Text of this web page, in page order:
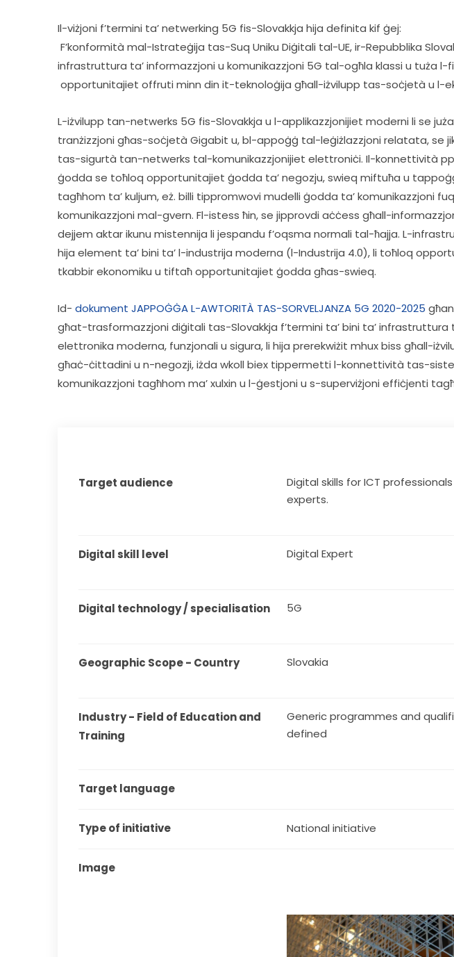
Il-viżjoni f’termini ta’ netwerking 5G fis-Slovakkja hija definita kif ġej:
F’konformità mal-Istrateġija tas-Suq Uniku Diġitali tal-UE, ir-Repubblika Slovakka se tibni
infrastruttura ta’ informazzjoni u komunikazzjoni 5G tal-ogħla klassi u tuża l-
opportunitajiet offruti minn din it-teknoloġija għall-iżvilupp tas-soċjetà u l-
L-iżvilupp tan-netwerks 5G fis-Slovakkja u l-applikazzjonijiet moderni li se
tranżizzjoni għas-soċjetà Gigabit u, bl-appoġġ tal-leġiżlazzjoni relatata, se
tas-sigurtà tan-netwerks tal-komunikazzjonijiet elettroniċi. Il-konnettività
ġodda se toħloq opportunitajiet ġodda ta’ negozju, swieq miftuħa u
tagħhom ta’ kuljum, eż. billi tippromwovi mudelli ġodda ta’ komunikazzjoni
komunikazzjoni mal-gvern. Fl-istess ħin, se jipprovdi aċċess għall-
dejjem aktar ikunu mistennija li jespandu f’oqsma normali tal-ħajja. L-
hija element ta’ bini ta’ l-industrija moderna (l-Industrija 4.0), li toħloq
tkabbir ekonomiku u tiftaħ opportunitajiet ġodda għas-swieq.
Id- dokument JAPPOĠĠA L-AWTORITÀ TAS-SORVELJANZA 5G 2020-2025
għat-trasformazzjoni diġitali tas-Slovakkja f’termini ta’ bini ta’ infrastruttura
elettronika moderna, funzjonali u sigura, li hija prerekwiżit mhux biss għall-
għaċ-ċittadini u n-negozji, iżda wkoll biex tippermetti l-konnettività tas-
komunikazzjoni tagħhom ma’ xulxin u l-ġestjoni u s-superviżjoni effiċjenti
Target audience
Digital skills for ICT
experts.
Digital skill level Digital Expert
Digital technology / specialisation 5G
Geographic Scope - Country Slovakia
Industry - Field of Education and
Training
Generic programmes and
defined
Target language
Type of initiative National initiative
Image